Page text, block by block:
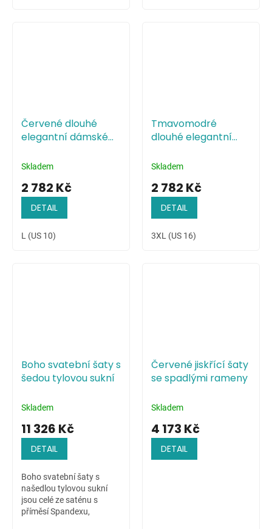
Červené dlouhé
elegantní dámské
rameny
Skladem
2 782 Kč
DETAIL
L (US 10)
Tmavomodré
dlouhé elegantní
odhalenými rameny
Skladem
2 782 Kč
DETAIL
3XL (US 16)
Boho svatební šaty s
šedou tylovou sukní
Skladem
11 326 Kč
DETAIL
Boho svatební šaty s
našedlou tylovou sukní
jsou celé ze saténu s
příměsí Spandexu,
Červené jiskřící šaty
se spadlými rameny
Skladem
4 173 Kč
DETAIL